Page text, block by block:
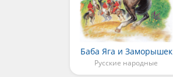
Баба Яга и Заморышек
Русские народные